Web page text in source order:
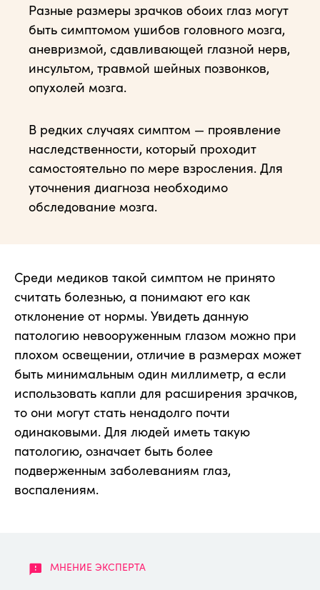
Разные размеры зрачков обоих глаз могут
быть симптомом ушибов головного мозга,
аневризмой, сдавливающей глазной нерв,
инсультом, травмой шейных позвонков,
опухолей мозга.
В редких случаях симптом — проявление
наследственности, который проходит
самостоятельно по мере взросления. Для
уточнения диагноза необходимо
обследование мозга.
Среди медиков такой симптом не принято
считать болезнью, а понимают его как
отклонение от нормы. Увидеть данную
патологию невооруженным глазом можно при
плохом освещении, отличие в размерах может
быть минимальным один миллиметр, а если
использовать капли для расширения зрачков,
то они могут стать ненадолго почти
одинаковыми. Для людей иметь такую
патологию, означает быть более
подверженным заболеваниям глаз,
воспалениям.